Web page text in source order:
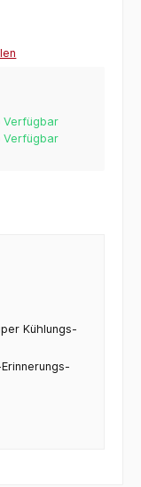
Verfügbar
Verfügbar
Kühlungs-